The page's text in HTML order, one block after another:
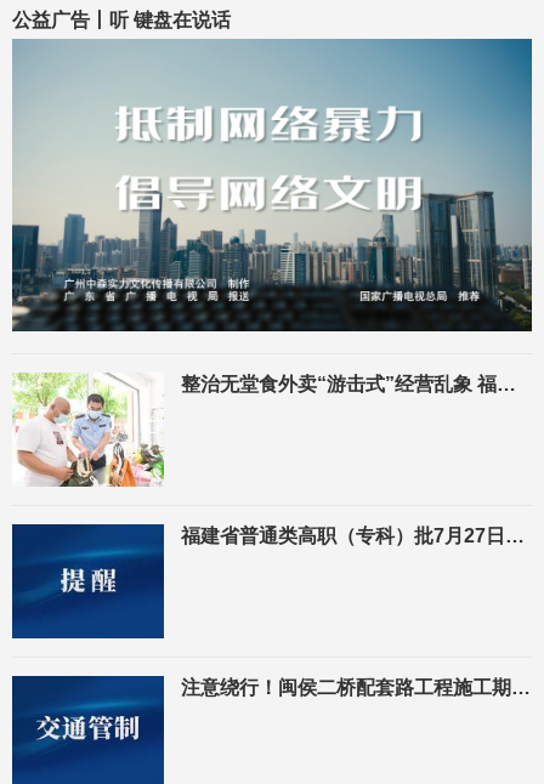
公益广告丨听 键盘在说话
整治无堂食外卖“游击式”经营乱象 福州在全省率先打造“集中经营区”
福建省普通类高职（专科）批7月27日起填报志愿
注意绕行！闽侯二桥配套路工程施工期间交通管制！